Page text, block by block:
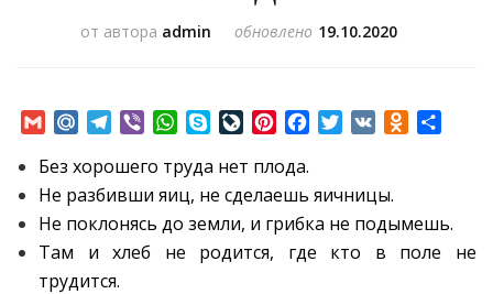
от автора admin обновлено 19.10.2020
GmailMail.RuTelegram
Viber WhatsApp
SkypeLiveJournal
PinterestFacebookTwitter
VK
Без хорошего труда нет плода.
Не разбивши яиц, не сделаешь яичницы.
Не поклонясь до земли, и грибка не подымешь.
Там и хлеб не родится, где кто в поле не
трудится.